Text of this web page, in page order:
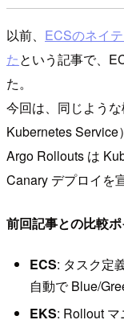
以前、 ECSのネイ
たという記事で、
た。
今回は、同じよう
Kubernetes Service
Argo Rollouts は
Canary デプロイを
前回記事との比較ポ
ECS: タスク定
自動で Blue/
EKS: Rollout